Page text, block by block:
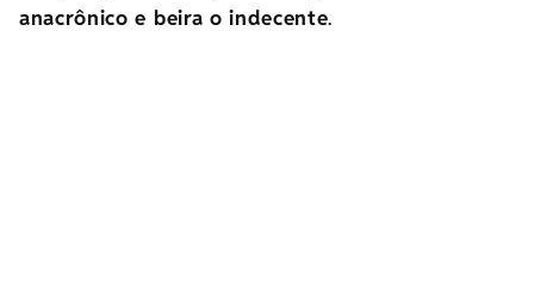
anacrônico e beira o indecente.